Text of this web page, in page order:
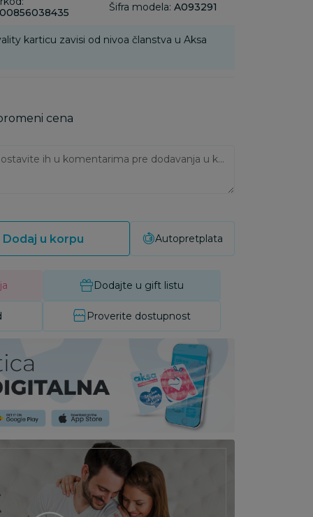
Šifra modela: A093291
karticu zavisi od nivoa članstva u Aksa
cena
Ukoliko imate napomene, ostavite ih u komentarima pre dodavanja u korpu:
Dodaj u korpu Autopretplata
Dodajte u gift listu
Proverite dostupnost